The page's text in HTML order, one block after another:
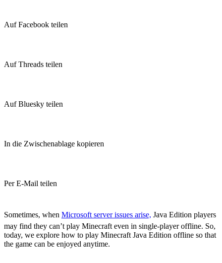
Auf Facebook teilen
Auf Threads teilen
Auf Bluesky teilen
In die Zwischenablage kopieren
Per E-Mail teilen
Sometimes, when Microsoft server issues arise, Java Edition players
may find they can’t play Minecraft even in single-player offline. So,
today, we explore how to play Minecraft Java Edition offline so that
the game can be enjoyed anytime.